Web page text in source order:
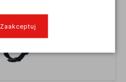
Zaakceptuj